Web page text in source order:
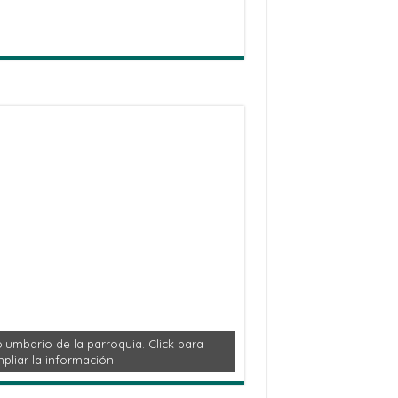
de la parroquia. Click para
la información